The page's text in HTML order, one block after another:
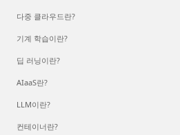
다중 클라우드란?
기계 학습이란?
딥 러닝이란?
AIaaS란?
LLM이란?
컨테이너란?